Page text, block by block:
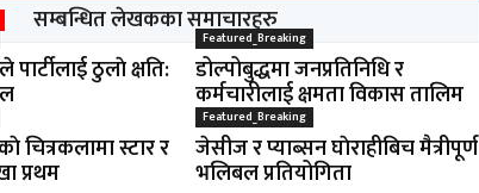
सम्बन्धित लेखकका समाचारहरु
ठुलाे क्षति:
Featured_Breaking
डोल्पोबुद्धमा जनप्रतिनिधि र
कर्मचारीलाई क्षमता विकास तालिम
चित्रकलामा स्टार र
प्रथम
Featured_Breaking
जेसीज र प्याब्सन घाेराहीबिच मैत्रीपूर्ण
भलिबल प्रतियोगिता